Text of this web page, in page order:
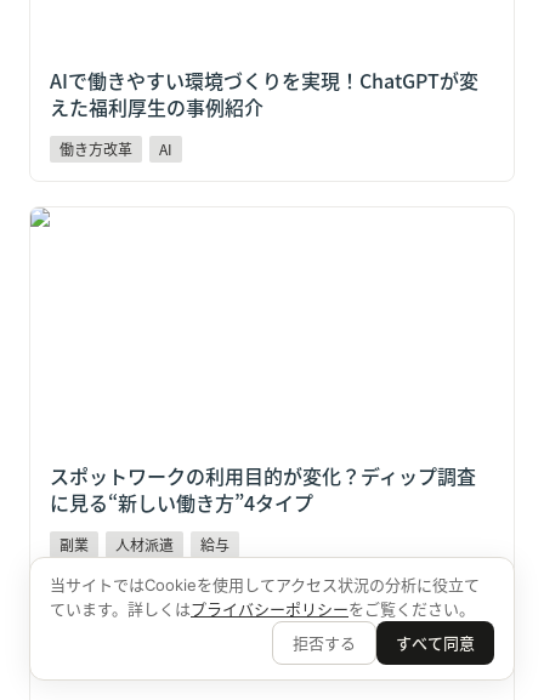
AIで働きやすい環境づくりを実現！ChatGPTが変
えた福利厚生の事例紹介
働き方改革 AI
スポットワークの利用目的が変化？ディップ調査に見
スポットワークの利用目的が変化？ディップ調査
に見る“新しい働き方”4タイプ
副業 人材派遣 給与
タイミーが検便機能をアップデート「衛生管理」が必
当サイトではCookieを使用してアクセス状況の分析に役立て
ています。詳しくはプライバシーポリシーをご覧ください。
拒否する
すべて同意